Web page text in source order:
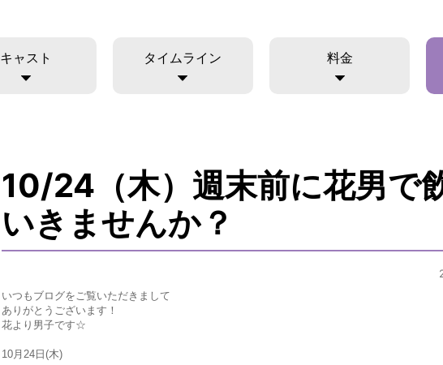
キャスト タイムライン 料金
10/24（木）週末前に花男で
いきませんか？
いつもブログをご覧いただきまして
ありがとうございます！
花より男子です☆
10月24日(木)